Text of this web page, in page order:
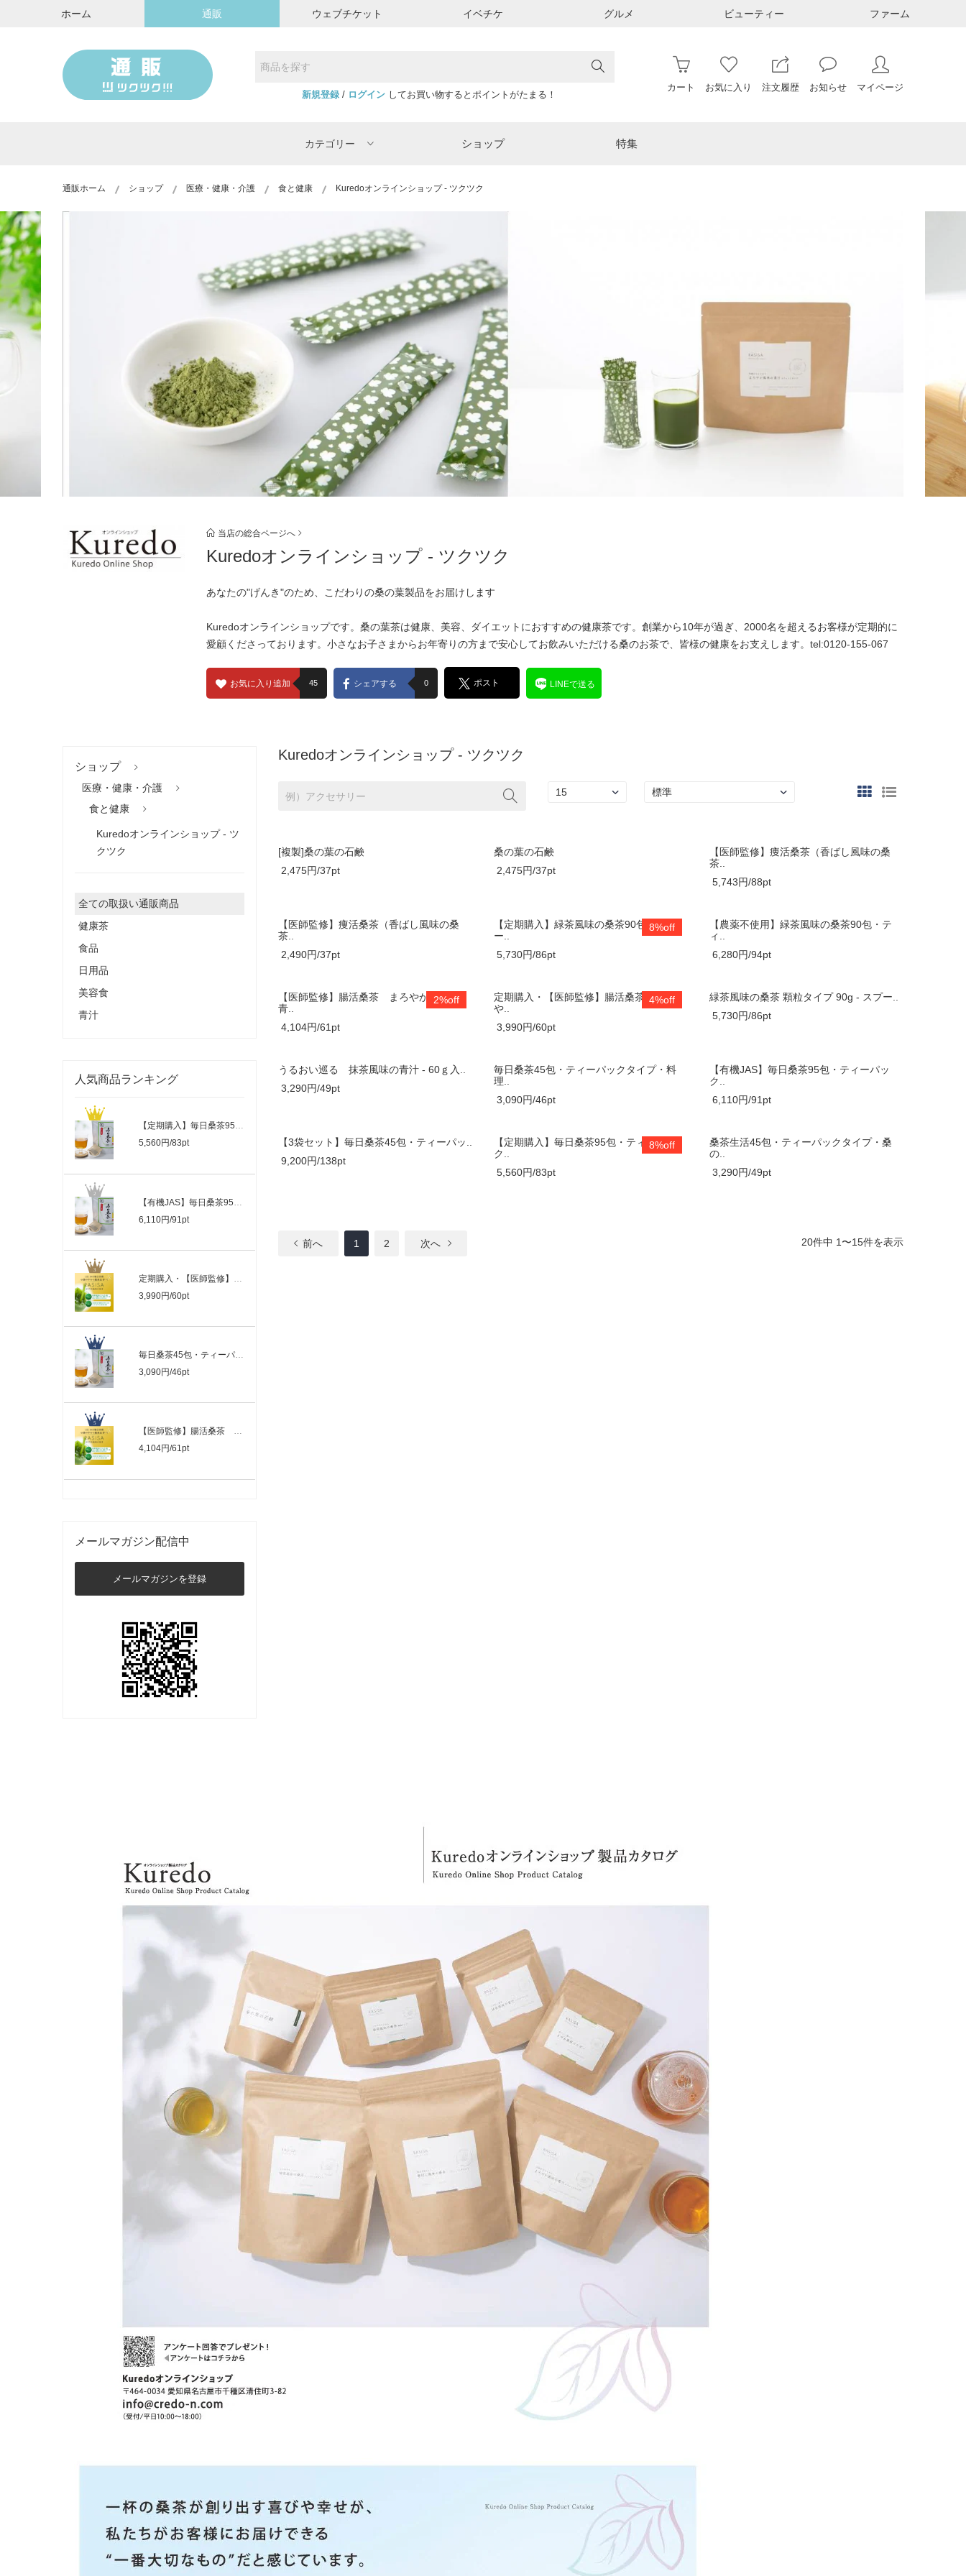
ホーム 通販 ウェブチケット イベチケ グルメ ビューティー ファーム
新規登録/ ログインしてお買い物するとポイントがたまる！
カート お気に入り 注文履歴 お知らせ マイページ
カテゴリー ショップ 特集
通販ホーム ショップ 医療・健康・介護 食と健康 Kuredoオンラインショップ - ツクツク
当店の総合ページへ
Kuredoオンラインショップ - ツクツク
あなたの"げんき"のため、こだわりの桑の葉製品をお届けします
Kuredoオンラインショップです。桑の葉茶は健康、美容、ダイエットにおすすめの健康茶です。創業から10年が過ぎ、2000名を超えるお客様が定期的に
愛顧くださっております。小さなお子さまからお年寄りの方まで安心してお飲みいただける桑のお茶で、皆様の健康をお支えします。tel:0120-155-067
お気に入り追加 45 シェアする 0 ポスト LINEで送る
ショップ
医療・健康・介護
食と健康
Kuredoオンラインショップ - ツ
クツク
全ての取扱い通販商品
健康茶
食品
日用品
美容食
青汁
人気商品ランキング
【定期購入】毎日桑茶95包・ティーパック..
5,560円/83pt
6,110円/91pt
定期購入・【医師監修】腸活桑茶 まろや..
3,990円/60pt
毎日桑茶45包・ティーパックタイプ・料理..
3,090円/46pt
【医師監修】腸活桑茶 まろやか風味の青..
4,104円/61pt
メールマガジン配信中
メールマガジンを登録
Kuredoオンラインショップ - ツクツク
[複製]桑の葉の石鹸
2,475円/37pt
桑の葉の石鹸
2,475円/37pt
【医師監修】痩活桑茶（香ばし風味の桑
茶..
5,743円/88pt
【医師監修】痩活桑茶（香ばし風味の桑
茶..
2,490円/37pt
8%off
【定期購入】緑茶風味の桑茶90包・ティ
ー..
5,730円/86pt
【農薬不使用】緑茶風味の桑茶90包・テ
ィ..
6,280円/94pt
2%off
【医師監修】腸活桑茶 まろやか風味の
青..
4,104円/61pt
4%off
定期購入・【医師監修】腸活桑茶 まろ
や..
3,990円/60pt
緑茶風味の桑茶 顆粒タイプ 90g - スプー..
5,730円/86pt
うるおい巡る 抹茶風味の青汁 - 60ｇ入..
3,290円/49pt
毎日桑茶45包・ティーパックタイプ・料
理..
3,090円/46pt
【有機JAS】毎日桑茶95包・ティーパッ
ク..
6,110円/91pt
【3袋セット】毎日桑茶45包・ティーパッ..
9,200円/138pt
8%off
【定期購入】毎日桑茶95包・ティーパッ
ク..
5,560円/83pt
桑茶生活45包・ティーパックタイプ・桑
の..
3,290円/49pt
前へ 1 2 次へ 20件中 1〜15件を表示